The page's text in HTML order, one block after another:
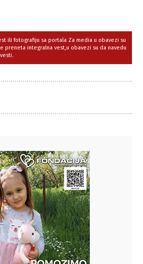
ili fotografiju sa portala Za media u obavezi su
preneta integralna vest,u obavezi su da navedu